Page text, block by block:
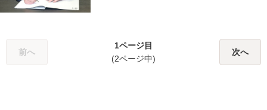
ください。
前へ
1ページ目
(2ページ中)
次へ